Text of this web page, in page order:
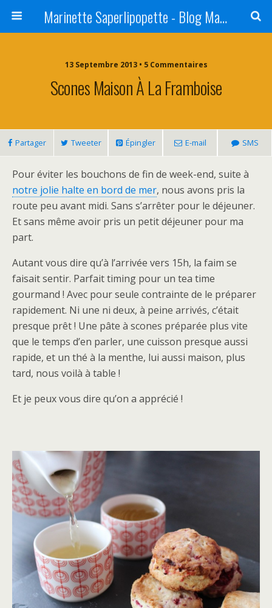
Marinette Saperlipopette - Blog Maman Angers Lifestyle - Ex Expat Montréal
13 Septembre 2013 • 5 Commentaires
Scones Maison À La Framboise
Partager Tweeter Épingler E-mail SMS
Pour éviter les bouchons de fin de week-end, suite à
notre jolie halte en bord de mer, nous avons pris la
route peu avant midi. Sans s’arrêter pour le déjeuner.
Et sans même avoir pris un petit déjeuner pour ma
part.
Autant vous dire qu’à l’arrivée vers 15h, la faim se
faisait sentir. Parfait timing pour un tea time
gourmand ! Avec pour seule contrainte de le préparer
rapidement. Ni une ni deux, à peine arrivés, c’était
presque prêt ! Une pâte à scones préparée plus vite
que le temps d’en parler, une cuisson presque aussi
rapide, et un thé à la menthe, lui aussi maison, plus
tard, nous voilà à table !
Et je peux vous dire qu’on a apprécié !